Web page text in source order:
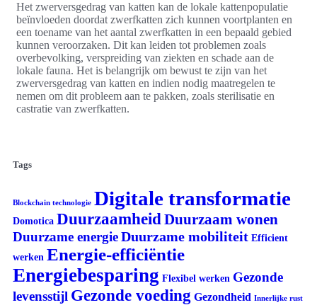
Het zwerversgedrag van katten kan de lokale kattenpopulatie
beïnvloeden doordat zwerfkatten zich kunnen voortplanten en
een toename van het aantal zwerfkatten in een bepaald gebied
kunnen veroorzaken. Dit kan leiden tot problemen zoals
overbevolking, verspreiding van ziekten en schade aan de
lokale fauna. Het is belangrijk om bewust te zijn van het
zwerversgedrag van katten en indien nodig maatregelen te
nemen om dit probleem aan te pakken, zoals sterilisatie en
castratie van zwerfkatten.
Tags
Blockchain technologie Digitale transformatie
Domotica Duurzaamheid Duurzaam wonen
Duurzame energieDuurzame mobiliteit Efficient
werken Energie-efficiëntie
Energiebesparing Flexibel werken Gezonde
levensstijl Gezonde voeding Gezondheid Innerlijke rust